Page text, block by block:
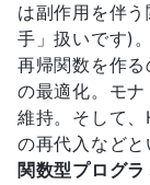
は副作用を伴
手」扱いです)
再帰関数を作
の最適化。モ
維持。そして
の再代入などと
関数型プログ